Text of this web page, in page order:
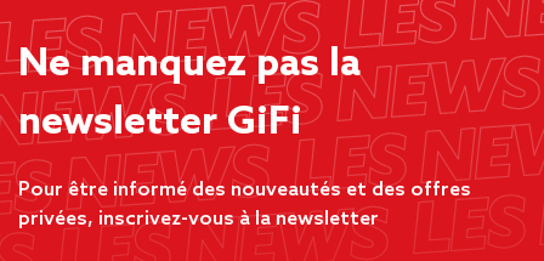
Ne manquez pas la
newsletter GiFi
Pour être informé des nouveautés et des offres
privées, inscrivez-vous à la newsletter